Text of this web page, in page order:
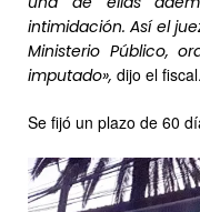
intimidación. Así el
Ministerio Público,
imputado», dijo el fiscal.
Se fijó un plazo de 60